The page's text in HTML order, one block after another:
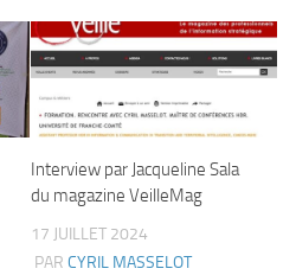
Interview par Jacqueline Sala
du magazine VeilleMag
17 JUILLET 2024
PAR CYRIL MASSELOT